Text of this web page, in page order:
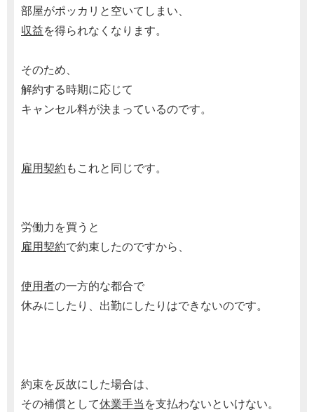
部屋がポッカリと空いてしまい、
収益を得られなくなります。
そのため、
解約する時期に応じて
キャンセル料が決まっているのです。
雇用契約 もこれと同じです。
労働力を買うと
雇用契約で約束したのですから、
使用者の一方的な都合で
休みにしたり、出勤にしたりはできないのです。
約束を反故にした場合は、
その補償として休業手当 を支払わないといけない。